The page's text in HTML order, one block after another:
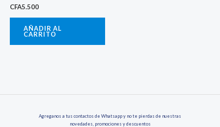
CFA5.500
AÑADIR AL
CARRITO
Agreganos a tus contactos de Whatsapp y no te pierdas de nuestras
novedades, promociones y descuentos